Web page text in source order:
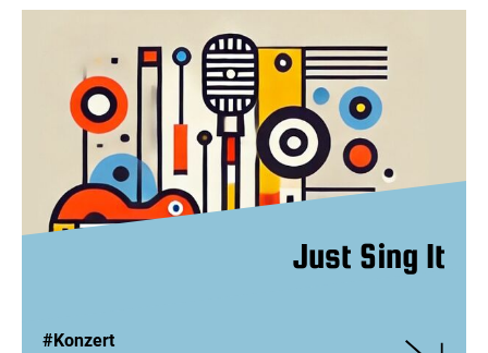
We
Just Sing It
#Konzert